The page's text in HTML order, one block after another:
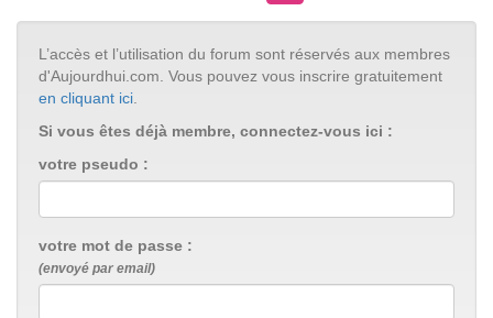
L’accès et l’utilisation du forum sont réservés aux membres
d'Aujourdhui.com. Vous pouvez vous inscrire gratuitement
en cliquant ici.
Si vous êtes déjà membre, connectez-vous ici :
votre pseudo :
votre mot de passe :
(envoyé par email)